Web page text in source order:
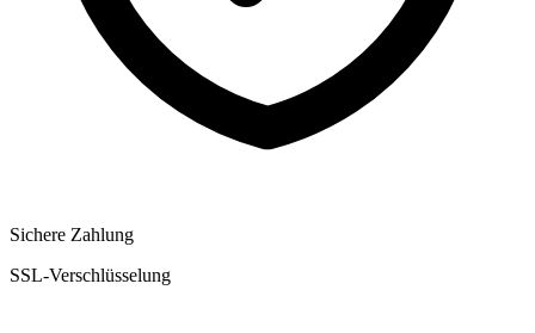
Sichere Zahlung
SSL-Verschlüsselung